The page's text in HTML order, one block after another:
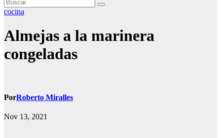
cocina
Almejas a la marinera
congeladas
PorRoberto Miralles
Nov 13, 2021